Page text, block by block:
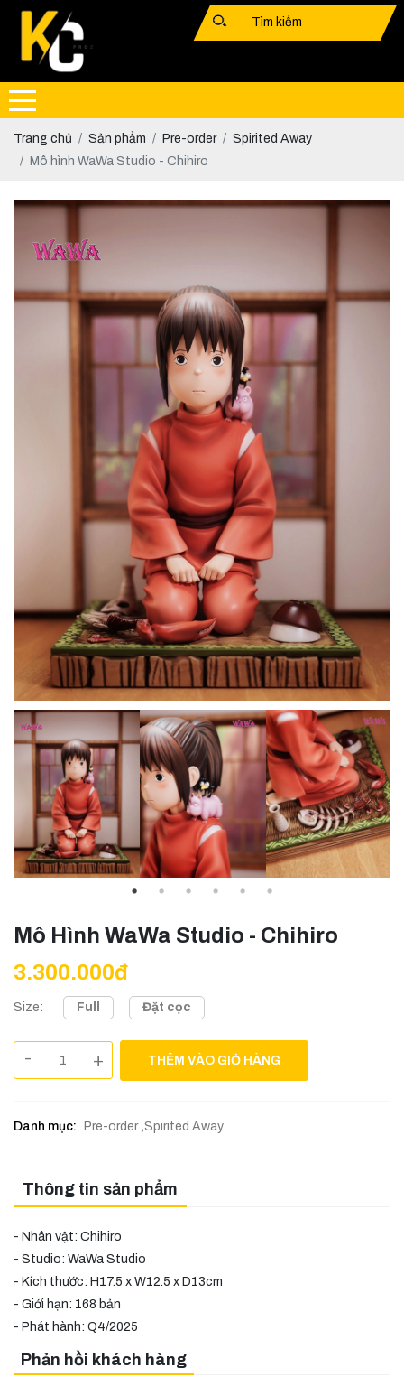
Trang chủ Sản phẩm Pre-order
Spirited Away
Mô hình WaWa Studio - Chihiro
Mô Hình WaWa Studio - Chihiro
3.300.000đ
Size: Full Đặt cọc
- + THÊM VÀO GIỎ HÀNG
Danh mục: Pre-order,Spirited Away
Thông tin sản phẩm
- Nhân vật: Chihiro
- Studio: WaWa Studio
- Kích thước: H17.5 x W12.5 x D13cm
- Giới hạn: 168 bản
- Phát hành: Q4/2025
Phản hồi khách hàng